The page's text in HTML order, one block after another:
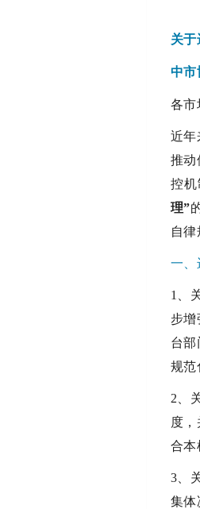
关
中市
各市
近年
推动
控
理”
自
一、
1、
步
台
规范
2、
度
合本
3、
集体